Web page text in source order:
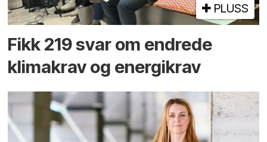
PLUSS
Fikk 219 svar om endrede
klimakrav og energikrav